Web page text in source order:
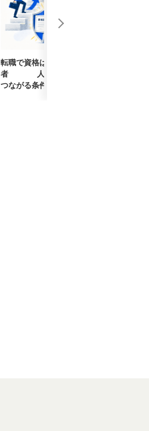
転職で資格は武器になる？採用担当
者405人に聞いた、資格が評価に
つながる条件【まなびイ...